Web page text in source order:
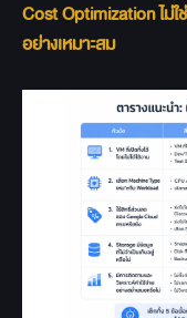
Cost Optimization ไม่ใ
อย่างเหมาะสม